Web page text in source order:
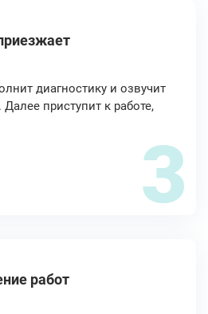
диагностику и озвучит
приступит к работе,
3
работ